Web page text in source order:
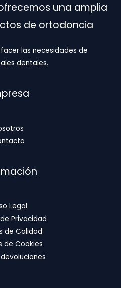
una amplia
de ortodoncia
las necesidades de
dentales.
Legal
Privacidad
de Calidad
de Cookies